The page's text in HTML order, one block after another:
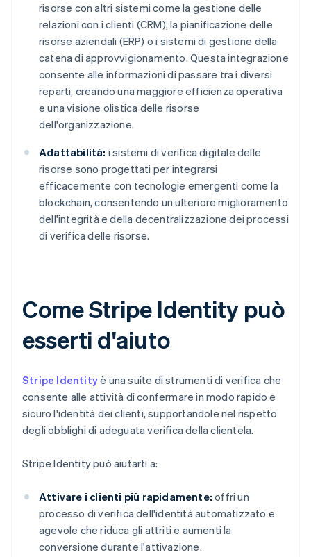
risorse con altri sistemi come la gestione delle
relazioni con i clienti (CRM), la pianificazione delle
risorse aziendali (ERP) o i sistemi di gestione della
catena di approvvigionamento. Questa integrazione
consente alle informazioni di passare tra i diversi
reparti, creando una maggiore efficienza operativa
e una visione olistica delle risorse
dell'organizzazione.
Adattabilità: i sistemi di verifica digitale delle
risorse sono progettati per integrarsi
efficacemente con tecnologie emergenti come la
blockchain, consentendo un ulteriore miglioramento
dell'integrità e della decentralizzazione dei processi
di verifica delle risorse.
Come Stripe Identity può
esserti d'aiuto
Stripe Identityè una suite di strumenti di verifica che
consente alle attività di confermare in modo rapido e
sicuro l'identità dei clienti, supportandole nel rispetto
degli obblighi di adeguata verifica della clientela.
Stripe Identity può aiutarti a:
Attivare i clienti più rapidamente: offri un
processo di verifica dell'identità automatizzato e
agevole che riduca gli attriti e aumenti la
conversione durante l'attivazione.